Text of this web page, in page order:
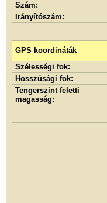
Szám:
Irányítószám:
GPS koordináták
Szélességi fok:
Hosszúsági fok:
Tengerszint feletti
magasság: